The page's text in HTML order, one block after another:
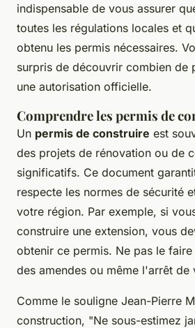
indispensable de vous assurer
toutes les régulations locales et
obtenu les permis nécessaires.
surpris de découvrir combien de
une autorisation officielle.
Comprendre les permis de
Un permis de construire est
des projets de rénovation ou de
significatifs. Ce document
respecte les normes de sécurité
votre région. Par exemple, si
construire une extension, vous
obtenir ce permis. Ne pas le
des amendes ou même l'arrêt de
Comme le souligne Jean-Pierre
construction, "Ne sous-estimez